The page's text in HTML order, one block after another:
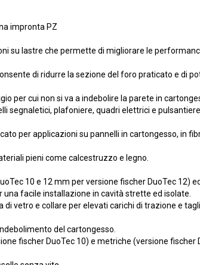
impronta PZ
su lastre che permette di migliorare le
di ridurre la sezione del foro praticato e di
per cui non si va a indebolire la parete in
segnaletici, plafoniere, quadri elettrici e
per applicazioni su pannelli in cartongesso, in
pieni come calcestruzzo e legno.
10 e 12 mm per versione fischer DuoTec 12)
una facile installazione in cavità strette ed isolate.
vetro e collare per elevati carichi di trazione e
del cartongesso.
fischer DuoTec 10) e metriche (versione fischer